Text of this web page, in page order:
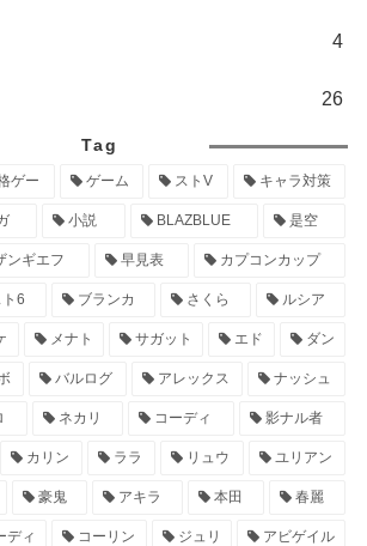
4
26
Tag
ゲー ゲーム ストV キャラ対策
小説 BLAZBLUE 是空
ンギエフ 早見表 カプコンカップ
ト6 ブランカ さくら ルシア
メナト サガット エド ダン
バルログ アレックス ナッシュ
ネカリ コーディ 影ナル者
カリン ララ リュウ ユリアン
豪鬼 アキラ 本田 春麗
ディ コーリン ジュリ アビゲイル